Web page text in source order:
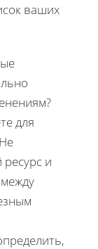
ваших
для
и